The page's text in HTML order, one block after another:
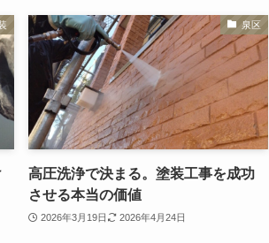
泉区
高圧洗浄で決まる。塗装工事を成功
させる本当の価値
2026年3月19日 2026年4月24日